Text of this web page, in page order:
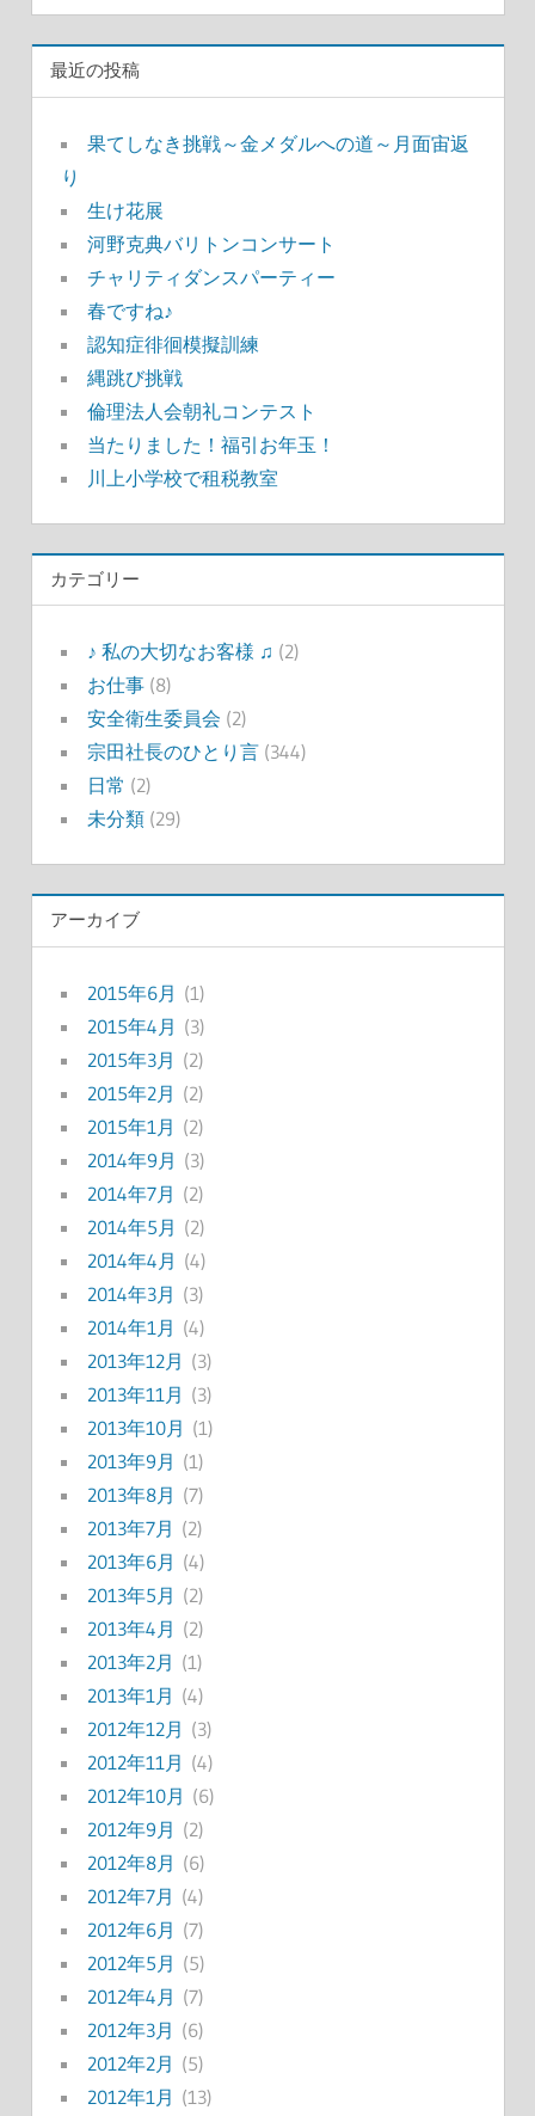
最近の投稿
果てしなき挑戦～金メダルへの道～月面宙返
り
生け花展
河野克典バリトンコンサート
チャリティダンスパーティー
春ですね♪
認知症徘徊模擬訓練
縄跳び挑戦
倫理法人会朝礼コンテスト
当たりました！福引お年玉！
川上小学校で租税教室
カテゴリー
♪ 私の大切なお客様 ♫ (2)
お仕事(8)
安全衛生委員会 (2)
宗田社長のひとり言(344)
日常 (2)
未分類(29)
アーカイブ
2015年6月 (1)
2015年4月 (3)
2015年3月 (2)
2015年2月 (2)
2015年1月 (2)
2014年9月 (3)
2014年7月 (2)
2014年5月 (2)
2014年4月 (4)
2014年3月 (3)
2014年1月 (4)
2013年12月 (3)
2013年11月 (3)
2013年10月 (1)
2013年9月 (1)
2013年8月 (7)
2013年7月 (2)
2013年6月 (4)
2013年5月 (2)
2013年4月 (2)
2013年2月 (1)
2013年1月 (4)
2012年12月 (3)
2012年11月 (4)
2012年10月 (6)
2012年9月 (2)
2012年8月 (6)
2012年7月 (4)
2012年6月 (7)
2012年5月 (5)
2012年4月 (7)
2012年3月 (6)
2012年2月 (5)
2012年1月 (13)